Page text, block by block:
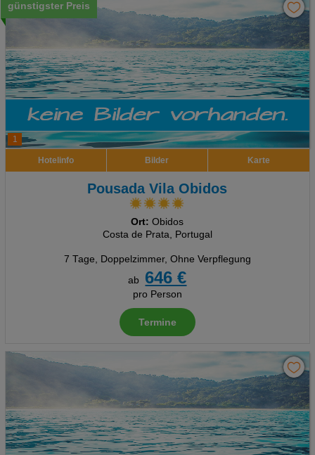
1
günstigster Preis
Hotelinfo Bilder Karte
Pousada Vila Obidos
Ort: Obidos
Costa de Prata, Portugal
7 Tage, Doppelzimmer, Ohne Verpflegung
ab
646 €
pro Person
Termine